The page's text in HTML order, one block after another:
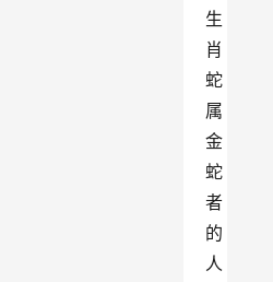
生
肖
蛇
属
金
蛇
者
的
人